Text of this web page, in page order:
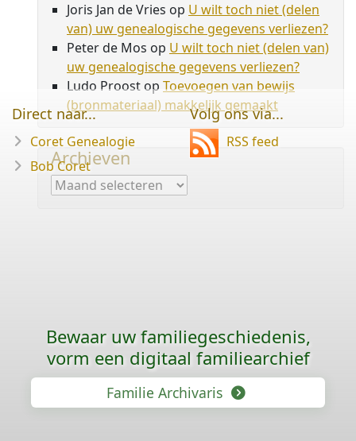
Joris Jan de Vries op U wilt toch niet (delen
van) uw genealogische gegevens verliezen?
Peter de Mos op U wilt toch niet (delen van)
uw genealogische gegevens verliezen?
Ludo Proostop Toevoegen van bewijs
(bronmateriaal) makkelijk gemaakt
Archieven
Archieven
Direct naar...
Coret Genealogie
Bob Coret
Volg ons via...
RSS feed
Bewaar uw familie­geschiedenis,
vorm een digitaal familiearchief
Familie Archivaris